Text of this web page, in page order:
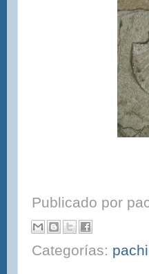
Publicado por
Categorías: